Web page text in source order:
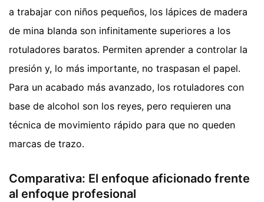
a trabajar con niños pequeños, los lápices de madera
de mina blanda son infinitamente superiores a los
rotuladores baratos. Permiten aprender a controlar la
presión y, lo más importante, no traspasan el papel.
Para un acabado más avanzado, los rotuladores con
base de alcohol son los reyes, pero requieren una
técnica de movimiento rápido para que no queden
marcas de trazo.
Comparativa: El enfoque aficionado frente
al enfoque profesional